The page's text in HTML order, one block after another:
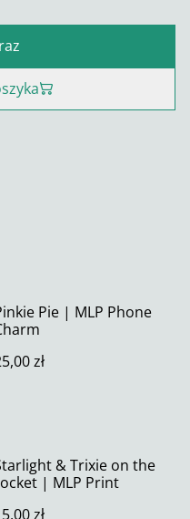
Pie | MLP Phone
zł
& Trixie on the
| MLP Print
zł